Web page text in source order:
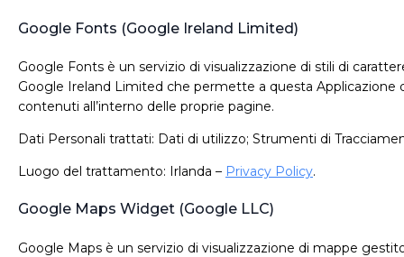
Google Fonts (Google Ireland Limited)
Google Fonts è un servizio di visualizzazione di stili di
Google Ireland Limited che permette a questa Applicazione
contenuti all’interno delle proprie pagine.
Dati Personali trattati: Dati di utilizzo; Strumenti di
Luogo del trattamento: Irlanda – Privacy Policy.
Google Maps Widget (Google LLC)
Google Maps è un servizio di visualizzazione di mappe